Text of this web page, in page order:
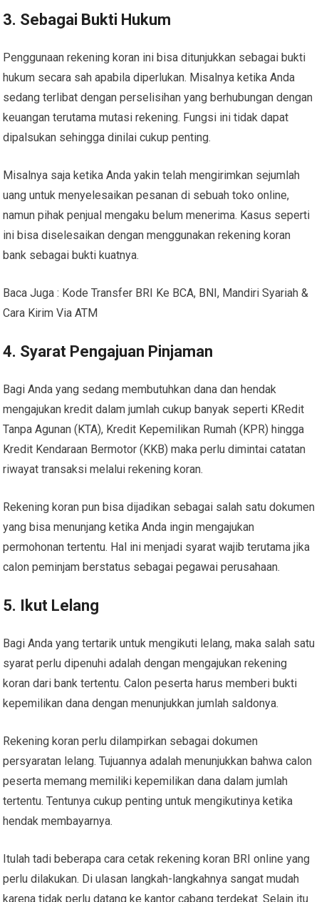
3. Sebagai Bukti Hukum
Penggunaan rekening koran ini bisa ditunjukkan sebagai bukti
hukum secara sah apabila diperlukan. Misalnya ketika Anda
sedang terlibat dengan perselisihan yang berhubungan dengan
keuangan terutama mutasi rekening. Fungsi ini tidak dapat
dipalsukan sehingga dinilai cukup penting.
Misalnya saja ketika Anda yakin telah mengirimkan sejumlah
uang untuk menyelesaikan pesanan di sebuah toko online,
namun pihak penjual mengaku belum menerima. Kasus seperti
ini bisa diselesaikan dengan menggunakan rekening koran
bank sebagai bukti kuatnya.
Baca Juga : Kode Transfer BRI Ke BCA, BNI, Mandiri Syariah &
Cara Kirim Via ATM
4. Syarat Pengajuan Pinjaman
Bagi Anda yang sedang membutuhkan dana dan hendak
mengajukan kredit dalam jumlah cukup banyak seperti KRedit
Tanpa Agunan (KTA), Kredit Kepemilikan Rumah (KPR) hingga
Kredit Kendaraan Bermotor (KKB) maka perlu dimintai catatan
riwayat transaksi melalui rekening koran.
Rekening koran pun bisa dijadikan sebagai salah satu dokumen
yang bisa menunjang ketika Anda ingin mengajukan
permohonan tertentu. Hal ini menjadi syarat wajib terutama jika
calon peminjam berstatus sebagai pegawai perusahaan.
5. Ikut Lelang
Bagi Anda yang tertarik untuk mengikuti lelang, maka salah satu
syarat perlu dipenuhi adalah dengan mengajukan rekening
koran dari bank tertentu. Calon peserta harus memberi bukti
kepemilikan dana dengan menunjukkan jumlah saldonya.
Rekening koran perlu dilampirkan sebagai dokumen
persyaratan lelang. Tujuannya adalah menunjukkan bahwa calon
peserta memang memiliki kepemilikan dana dalam jumlah
tertentu. Tentunya cukup penting untuk mengikutinya ketika
hendak membayarnya.
Itulah tadi beberapa cara cetak rekening koran BRI online yang
perlu dilakukan. Di ulasan langkah-langkahnya sangat mudah
karena tidak perlu datang ke kantor cabang terdekat. Selain itu